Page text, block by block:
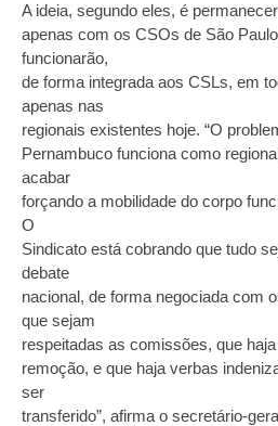
A ideia, segundo eles, é permanecer
apenas com os CSOs de São
funcionarão,
de forma integrada aos CSLs, em
apenas nas
regionais existentes hoje. “O
Pernambuco funciona como
acabar
forçando a mobilidade do corpo
O
Sindicato está cobrando que tudo
debate
nacional, de forma negociada com
que sejam
respeitadas as comissões, que
remoção, e que haja verbas
ser
transferido”, afirma o secretário-